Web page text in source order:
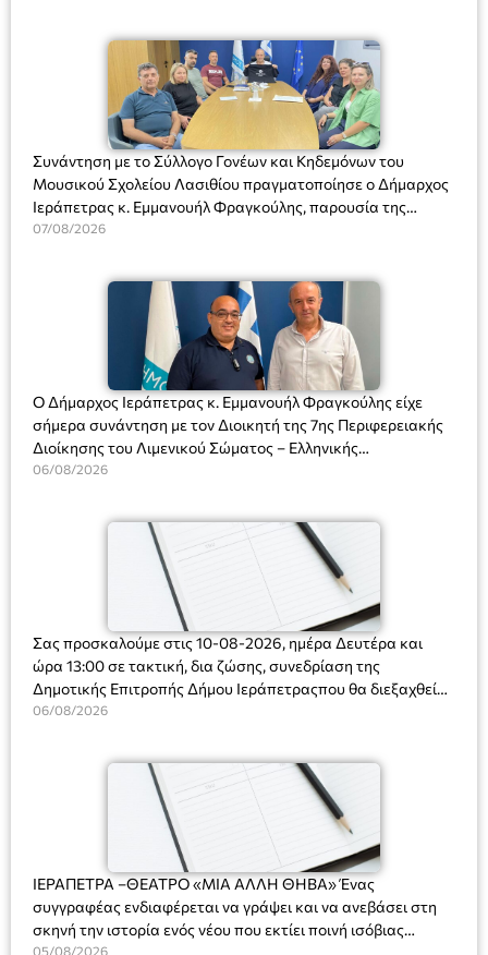
Συνάντηση με το Σύλλογο Γονέων και Κηδεμόνων του
Μουσικού Σχολείου Λασιθίου πραγματοποίησε ο Δήμαρχος
Ιεράπετρας κ. Εμμανουήλ Φραγκούλης, παρουσία της
Διευθύντριας του σχολείου κας Μαριάννας Χαΐτα.
07/08/2026
Ο Δήμαρχος Ιεράπετρας κ. Εμμανουήλ Φραγκούλης είχε
σήμερα συνάντηση με τον Διοικητή της 7ης Περιφερειακής
Διοίκησης του Λιμενικού Σώματος – Ελληνικής
Ακτοφυλακής (Λ.Σ.-ΕΛ.ΑΚΤ.), Αρχιπλοίαρχο Λ.Σ. κ. Ιωάννη
06/08/2026
Σας προσκαλούμε στις 10-08-2026, ημέρα Δευτέρα και
ώρα 13:00 σε τακτική, δια ζώσης, συνεδρίαση της
Δημοτικής Επιτροπής Δήμου Ιεράπετραςπου θα διεξαχθεί
στο Δημοτικό Κατάστημα, Δημοκρατίας 31 στην αίθουσα
και λήψη αποφάσεων στα παρακάτω θέματα:
06/08/2026
ΙΕΡΑΠΕΤΡΑ –ΘΕΑΤΡΟ «ΜΙΑ ΑΛΛΗ ΘΗΒΑ» Ένας
συγγραφέας ενδιαφέρεται να γράψει και να ανεβάσει στη
σκηνή την ιστορία ενός νέου που εκτίει ποινή ισόβιας
05/08/2026